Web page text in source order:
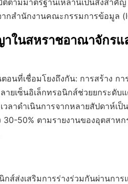
กสำนักงานคณะกรรมการข้อมูล
นสหราชอาณาจักรแ
นที่เชื่อมโยงถึงกัน: การสร้าง กา
ยเซ็นอิเล็กทรอนิกส์ช่วยยกระดั
ลาดำเนินการจากหลายสัปดาห์เ
50% ตามรายงานของอุตสาห
ส่งเสริมการร่างร่วมกันผ่านการ